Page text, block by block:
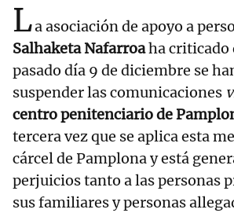
La asociación de apoyo a
Salhaketa Nafarroaha criticado
pasado día 9 de diciembre se
suspender las comunicaciones
centro penitenciario de
tercera vez que se aplica esta
cárcel de Pamplona y está
perjuicios tanto a las personas
sus familiares y personas